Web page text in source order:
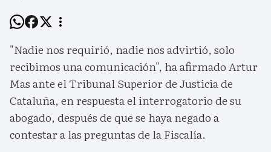
"Nadie nos requirió, nadie nos advirtió, solo
recibimos una comunicación", ha afirmado Artur
Mas ante el Tribunal Superior de Justicia de
Cataluña, en respuesta el interrogatorio de su
abogado, después de que se haya negado a
contestar a las preguntas de la Fiscalía.